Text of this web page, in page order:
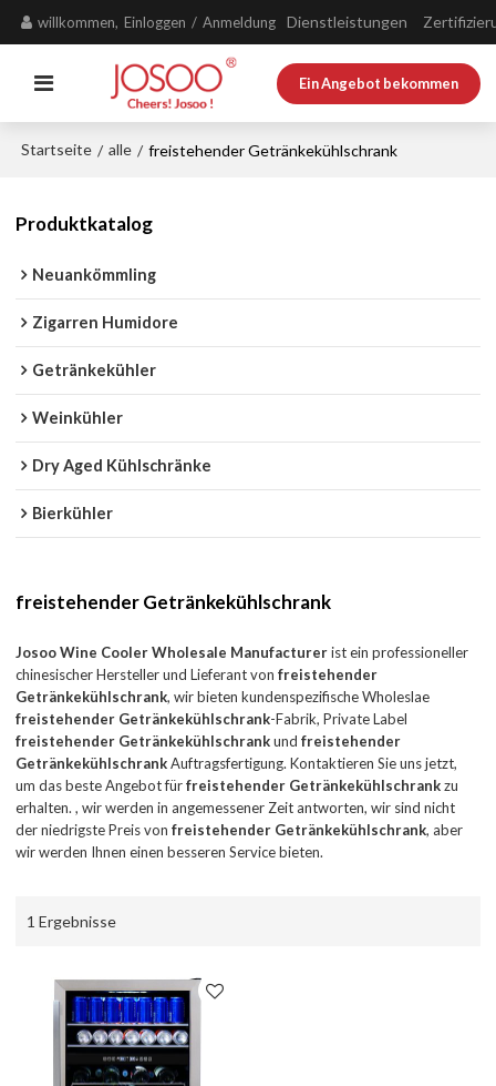
willkommen, Einloggen / Anmeldung Dienstleistungen
Ein Angebot bekommen
Startseite / alle / freistehender Getränkekühlschrank
Produktkatalog
Neuankömmling
Zigarren Humidore
Getränkekühler
Weinkühler
Dry Aged Kühlschränke
Bierkühler
freistehender Getränkekühlschrank
Josoo Wine Cooler Wholesale Manufacturerist ein professioneller
chinesischer Hersteller und Lieferant vonfreistehender
Getränkekühlschrank, wir bieten kundenspezifische Wholeslae
freistehender Getränkekühlschrank-Fabrik, Private Label
freistehender Getränkekühlschrankundfreistehender
GetränkekühlschrankAuftragsfertigung. Kontaktieren Sie uns jetzt,
um das beste Angebot fürfreistehender Getränkekühlschrankzu
erhalten. , wir werden in angemessener Zeit antworten, wir sind nicht
der niedrigste Preis vonfreistehender Getränkekühlschrank, aber
wir werden Ihnen einen besseren Service bieten.
1 Ergebnisse